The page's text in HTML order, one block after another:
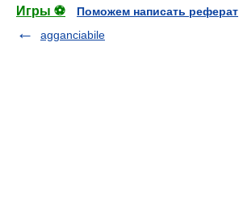
Игры ⚽
Поможем написать реферат
agganciabile